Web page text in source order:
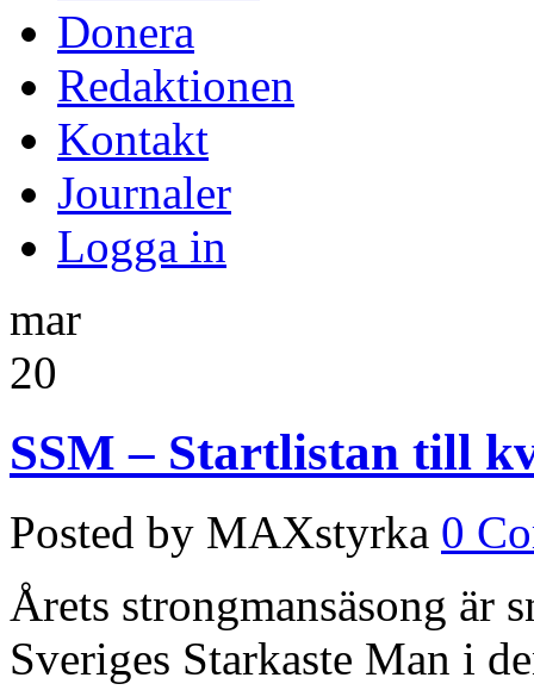
Donera
Redaktionen
Kontakt
Journaler
Logga in
mar
20
SSM – Startlistan till
Posted by MAXstyrka 0
Årets strongmansäsong är
Sveriges Starkaste Man i